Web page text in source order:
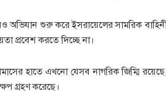
অভিযান শুরু করে ইসরায়েলের সামরিক
প্রবেশ করতে দিচ্ছে না।
হাতে এখনো যেসব নাগরিক জিম্মি
গ্রহণ করেছে।